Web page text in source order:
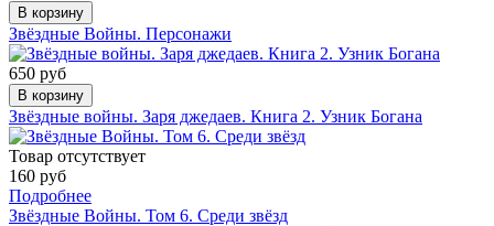
В корзину
Звёздные Войны. Персонажи
650 руб
В корзину
Звёздные войны. Заря джедаев. Книга 2. Узник Богана
Товар отсутствует
160 руб
Подробнее
Звёздные Войны. Том 6. Среди звёзд